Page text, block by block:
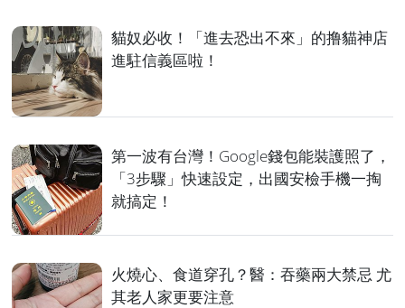
貓奴必收！「進去恐出不來」的撸貓神店
進駐信義區啦！
第一波有台灣！Google錢包能裝護照了，
「3步驟」快速設定，出國安檢手機一掏
就搞定！
火燒心、食道穿孔？醫：吞藥兩大禁忌 尤
其老人家更要注意